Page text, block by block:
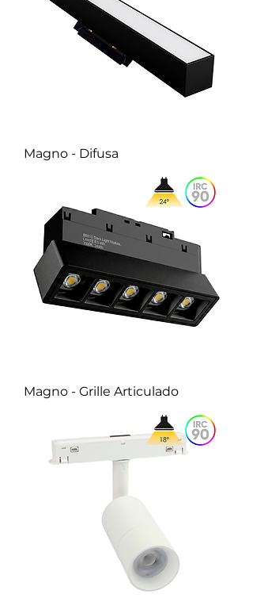
Magno - Difusa
Magno - Grille Articulado